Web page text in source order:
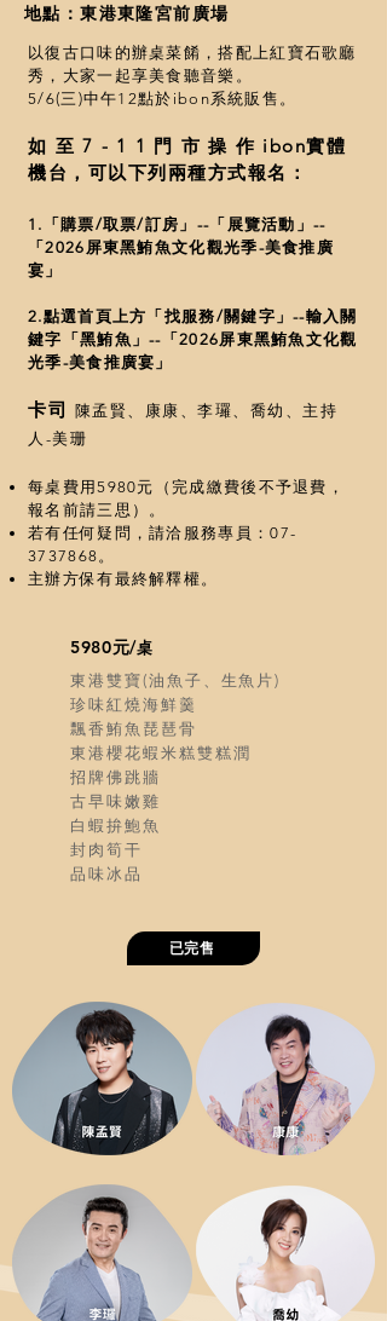
地點：東港東隆宮前廣場
以復古口味的辦桌菜餚，搭配上紅寶石歌廳
秀，大家一起享美食聽音樂。
5/6(三)中午12點於ibon系統販售。
如至7-11門市操作 ibon實體
機台，可以下列兩種方式報名：
1.「購票/取票/訂房」--「展覽活動」--
「2026屏東黑鮪魚文化觀光季-美食推廣
宴」
2.點選首頁上方「找服務/關鍵字」--輸入關
鍵字「黑鮪魚」--「2026屏東黑鮪魚文化觀
光季-美食推廣宴」
卡司
陳孟賢、康康、李㼈、喬幼、主持
人-美珊
每桌費用5980元（完成繳費後不予退費，
報名前請三思）。
若有任何疑問，請洽服務專員：07-
3737868。
主辦方保有最終解釋權。
5980元/桌
東港雙寶(油魚子、生魚片)
珍味紅燒海鮮羹
飄香鮪魚琵琶骨
東港櫻花蝦米糕雙糕潤
招牌佛跳牆
古早味嫩雞
白蝦拚鮑魚
封肉筍干
品味冰品
已完售